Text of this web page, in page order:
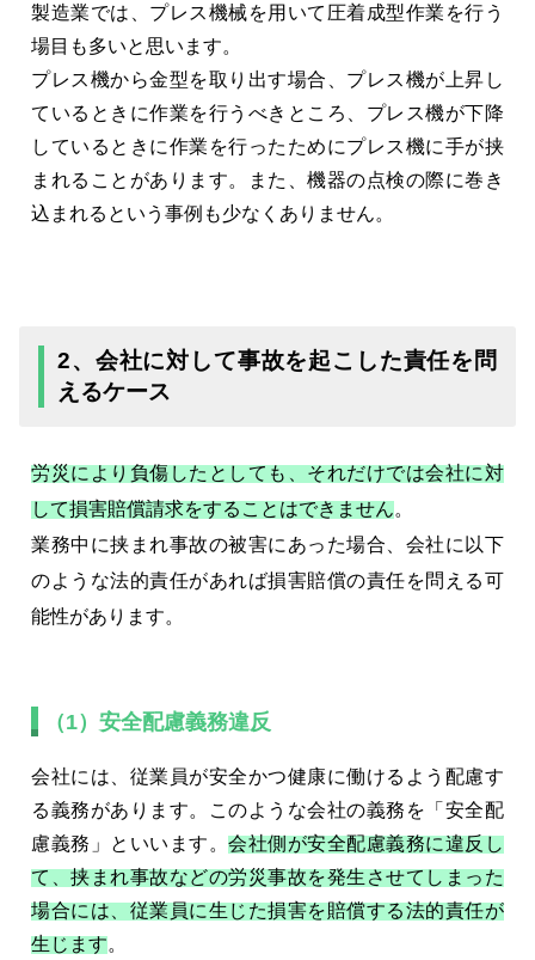
製造業では、プレス機械を用いて圧着成型作業を行う
場目も多いと思います。
プレス機から金型を取り出す場合、プレス機が上昇し
ているときに作業を行うべきところ、プレス機が下降
しているときに作業を行ったためにプレス機に手が挟
まれることがあります。また、機器の点検の際に巻き
込まれるという事例も少なくありません。
2、会社に対して事故を起こした責任を問
えるケース
労災により負傷したとしても、それだけでは会社に対
して損害賠償請求をすることはできません。
業務中に挟まれ事故の被害にあった場合、会社に以下
のような法的責任があれば損害賠償の責任を問える可
能性があります。
（1）安全配慮義務違反
会社には、従業員が安全かつ健康に働けるよう配慮す
る義務があります。このような会社の義務を「安全配
慮義務」といいます。会社側が安全配慮義務に違反し
て、挟まれ事故などの労災事故を発生させてしまった
場合には、従業員に生じた損害を賠償する法的責任が
生じます。